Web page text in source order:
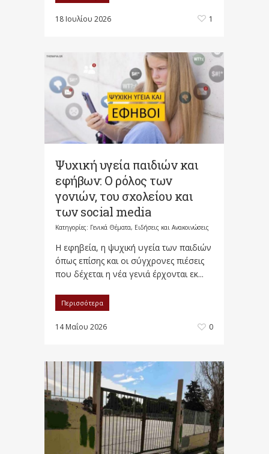
18 Ιουλίου 2026 1
Ψυχική υγεία παιδιών και
εφήβων: Ο ρόλος των
γονιών, του σχολείου και
των social media
Κατηγορίες: Γενικά Θέματα, Ειδήσεις και Ανακοινώσεις
Η εφηβεία, η ψυχική υγεία των παιδιών
όπως επίσης και οι σύγχρονες πιέσεις
που δέχεται η νέα γενιά έρχονται εκ...
Περισσότερα
14 Μαΐου 2026 0